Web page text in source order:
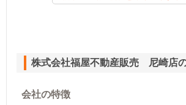
株式会社福屋不動産販売 尼崎店
会社の特徴